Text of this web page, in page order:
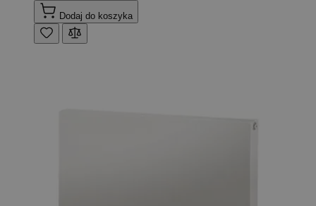
Dodaj do koszyka